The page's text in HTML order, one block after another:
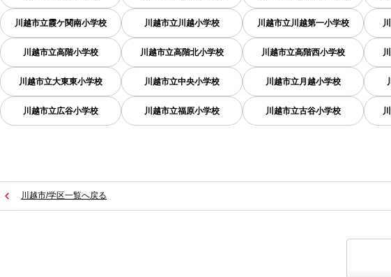
川越市立霞ケ関南小学校 川越市立川越小学校 川越市立川越第一小学校
川越市立高階小学校 川越市立高階北小学校 川越市立高階西小学校
川越市立大東東小学校 川越市立中央小学校 川越市立月越小学校
川越市立広谷小学校 川越市立福原小学校 川越市立古谷小学校
川越市/学区一覧へ戻る